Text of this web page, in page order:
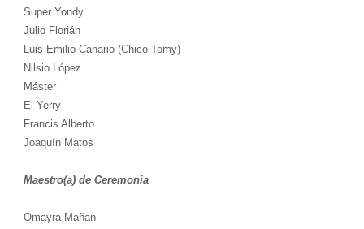
Super Yondy
Julio Florián
Luis Emilio Canario (Chico Tomy)
Nilsio López
Máster
El Yerry
Francis Alberto
Joaquín Matos
Maestro(a) de Ceremonia
Omayra Mañan